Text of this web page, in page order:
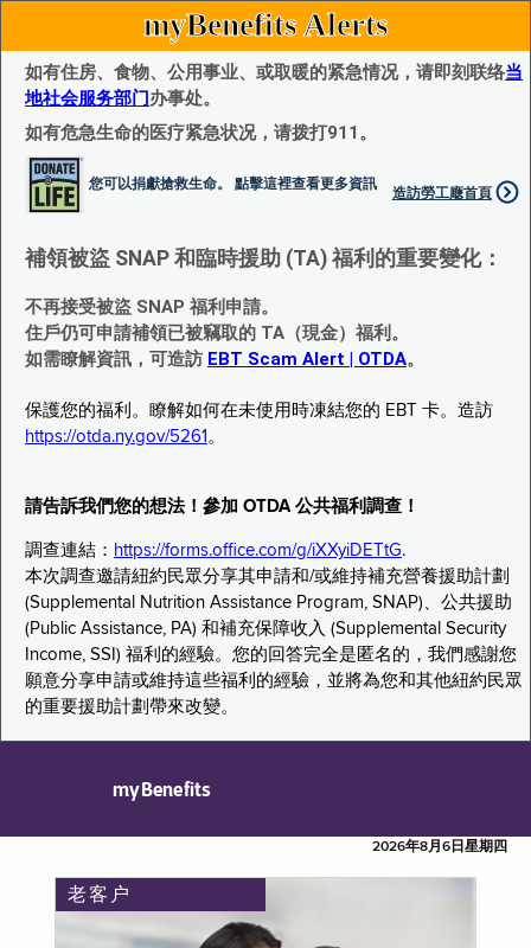
myBenefits Alerts
如有住房、食物、公用事业、或取暖的紧急情况，请即刻联络当
地社会服务部门办事处。
如有危急生命的医疗紧急状况，请拨打911。
您可以捐獻搶救生命。 點擊這裡查看更多資訊
造訪勞工廰首頁
補領被盜 SNAP 和臨時援助 (TA) 福利的重要變化：
不再接受被盜 SNAP 福利申請。
住戶仍可申請補領已被竊取的 TA（現金）福利。
如需瞭解資訊，可造訪 EBT Scam Alert | OTDA。
保護您的福利。瞭解如何在未使用時凍結您的 EBT 卡。造訪
https://otda.ny.gov/5261 。
請告訴我們您的想法！參加 OTDA 公共福利調查！
調查連結： https://forms.office.com/g/iXXyiDETtG.
本次調查邀請紐約民眾分享其申請和/或維持補充營養援助計劃
(Supplemental Nutrition Assistance Program, SNAP)、公共援助
(Public Assistance, PA) 和補充保障收入 (Supplemental Security
Income, SSI) 福利的經驗。您的回答完全是匿名的，我們感謝您
願意分享申請或維持這些福利的經驗，並將為您和其他紐約民眾
的重要援助計劃帶來改變。
myBenefits
2026年8月6日星期四
老客户